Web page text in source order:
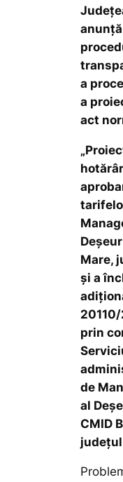
a
a
act
Mare,
și a
prin
de
al
CMID
județul